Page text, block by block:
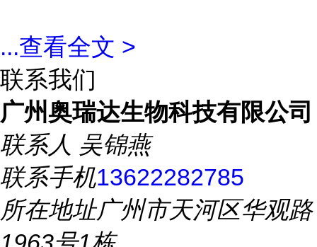
...查看全文 >
联系我们
广州奥瑞达生物科技有限公司
联系人 吴锦燕
联系手机13622282785
所在地址广州市天河区华观路